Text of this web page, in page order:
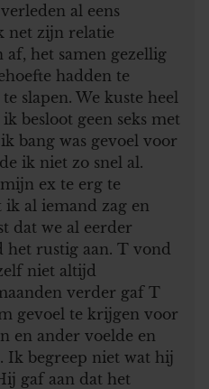
al eens
net zijn relatie
af, het samen gezellig
hadden te
slapen. We kuste heel
besloot geen seks met
bang was gevoel voor
ik niet zo snel al.
ex te erg te
ik al iemand zag en
dat we al eerder
het rustig aan. T vond
niet altijd
verder gaf T
gevoel te krijgen voor
en ander voelde en
Ik begreep niet wat hij
gaf aan dat het